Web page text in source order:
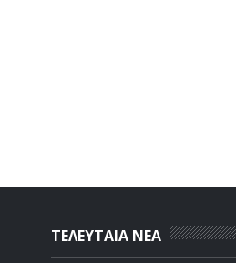
ΤΕΛΕΥΤΑΙΑ ΝΕΑ